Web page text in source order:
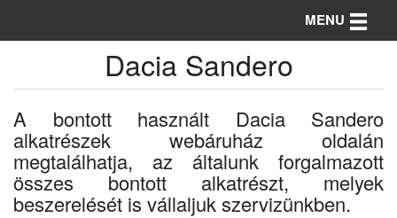
MENU Toggle
Dacia Sandero
A bontott használt Dacia Sandero
alkatrészek webáruház oldalán
megtalálhatja, az általunk forgalmazott
összes bontott alkatrészt, melyek
beszerelését is vállaljuk szervizünkben.